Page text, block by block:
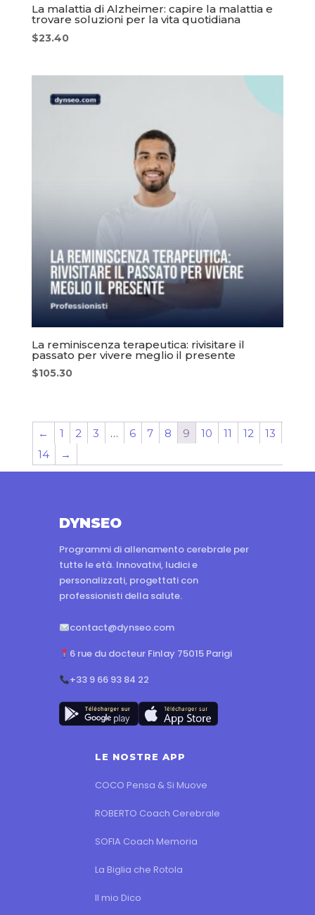
La malattia di Alzheimer: capire la malattia e
trovare soluzioni per la vita quotidiana
$23.40
La reminiscenza terapeutica: rivisitare il
passato per vivere meglio il presente
$105.30
← 1 2 3 … 6 7 8 9 10 11 12
13
14
→
DYNSEO
Programmi di allenamento cerebrale per
tutte le età. Innovativi, ludici e
personalizzati, progettati con
professionisti della salute.
contact@dynseo.com
6 rue du docteur Finlay 75015 Parigi
+33 9 66 93 84 22
LE NOSTRE APP
COCO Pensa & Si Muove
ROBERTO Coach Cerebrale
SOFIA Coach Memoria
La Biglia che Rotola
Il mio Dico